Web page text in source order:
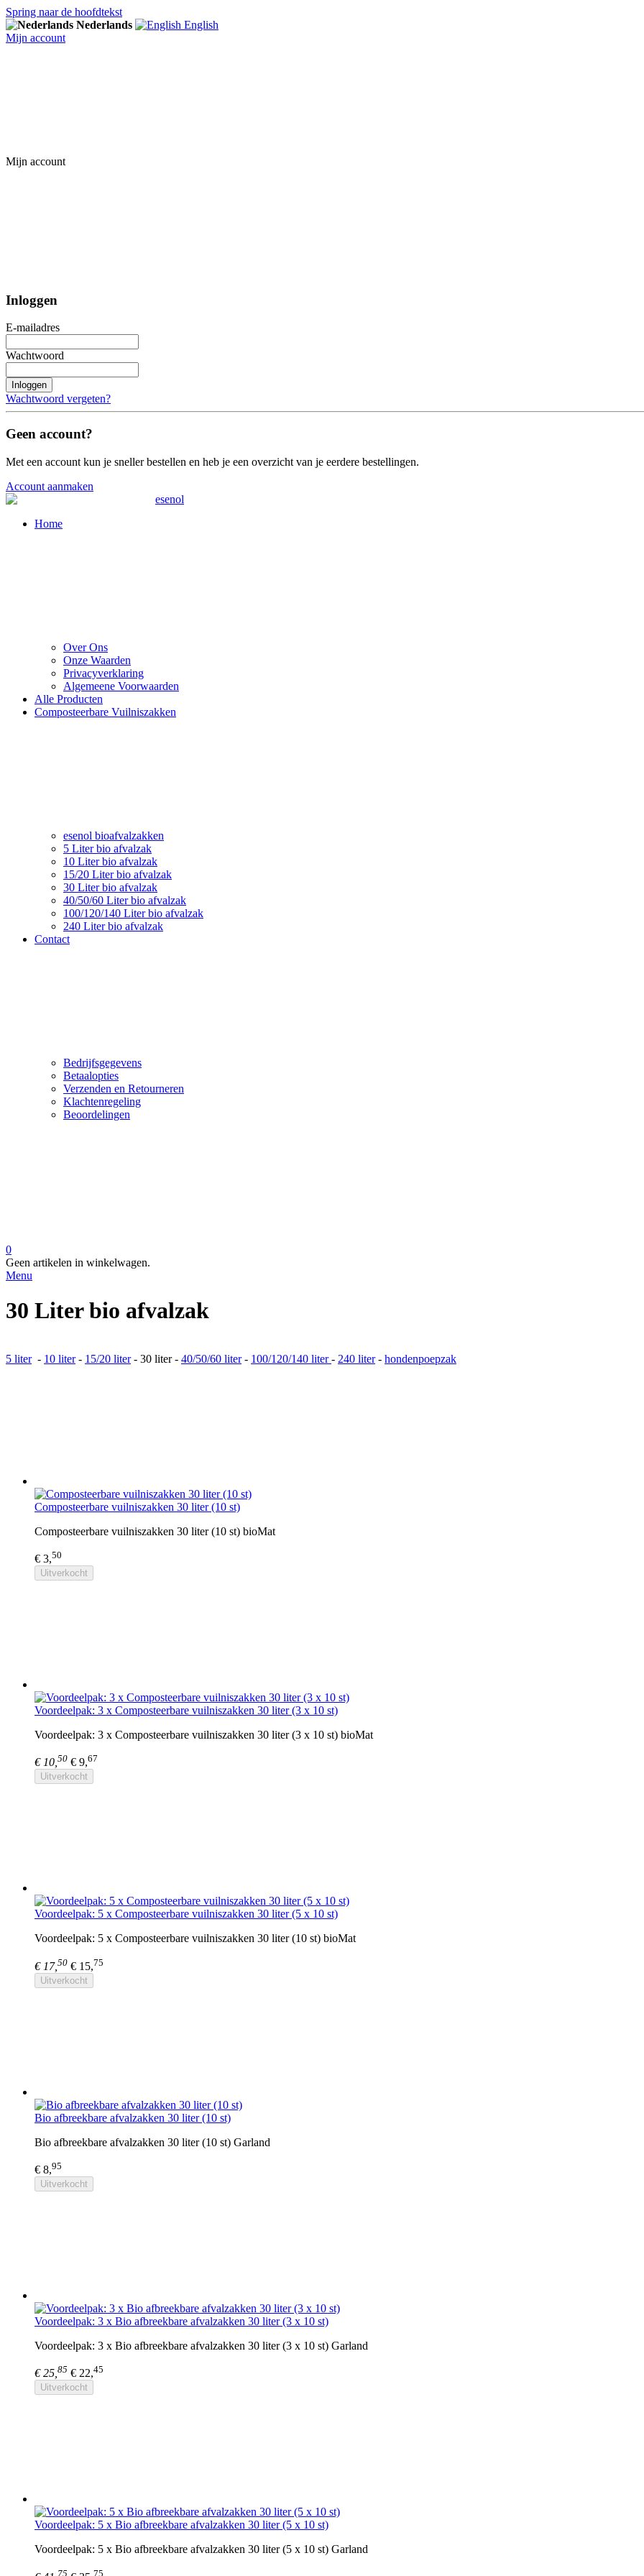
Spring naar de hoofdtekst
Nederlands
English
Mijn account
Mijn account
Inloggen
E-mailadres
Wachtwoord
Inloggen
Wachtwoord vergeten?
Geen account?
Met een account kun je sneller bestellen en heb je een overzicht van je eerdere bestellingen.
Account aanmaken
Home
Over Ons
Onze Waarden
Privacyverklaring
Algemeene Voorwaarden
Alle Producten
Composteerbare Vuilniszakken
esenol bioafvalzakken
5 Liter bio afvalzak
10 Liter bio afvalzak
15/20 Liter bio afvalzak
30 Liter bio afvalzak
40/50/60 Liter bio afvalzak
100/120/140 Liter bio afvalzak
240 Liter bio afvalzak
Contact
Bedrijfsgegevens
Betaalopties
Verzenden en Retourneren
Klachtenregeling
Beoordelingen
0
Geen artikelen in winkelwagen.
Menu
30 Liter bio afvalzak
​5 liter- 10 liter- 15/20 liter- 30 liter - 40/50/60 liter- 100/120/140 liter- 240 liter- hondenpoepzak
Composteerbare vuilniszakken 30 liter (10 st)
Composteerbare vuilniszakken 30 liter (10 st) bioMat
€ 3,50
Uitverkocht
Voordeelpak: 3 x Composteerbare vuilniszakken 30 liter (3 x 10 st)
Voordeelpak: 3 x Composteerbare vuilniszakken 30 liter (3 x 10 st) bioMat
€ 10,50 € 9,67
Uitverkocht
Voordeelpak: 5 x Composteerbare vuilniszakken 30 liter (5 x 10 st)
Voordeelpak: 5 x Composteerbare vuilniszakken 30 liter (10 st) bioMat
€ 17, 50 € 15,75
Uitverkocht
Bio afbreekbare afvalzakken 30 liter (10 st)
Bio afbreekbare afvalzakken 30 liter (10 st) Garland
€ 8,95
Uitverkocht
Voordeelpak: 3 x Bio afbreekbare afvalzakken 30 liter (3 x 10 st)
Voordeelpak: 3 x Bio afbreekbare afvalzakken 30 liter (3 x 10 st) Garland
€ 25, 85 € 22,45
Uitverkocht
Voordeelpak: 5 x Bio afbreekbare afvalzakken 30 liter (5 x 10 st)
Voordeelpak: 5 x Bio afbreekbare afvalzakken 30 liter (5 x 10 st) Garland
75 75